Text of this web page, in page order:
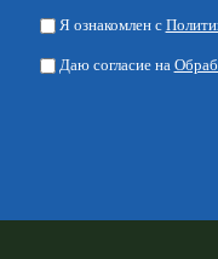
Я ознакомлен с
Даю согласие на